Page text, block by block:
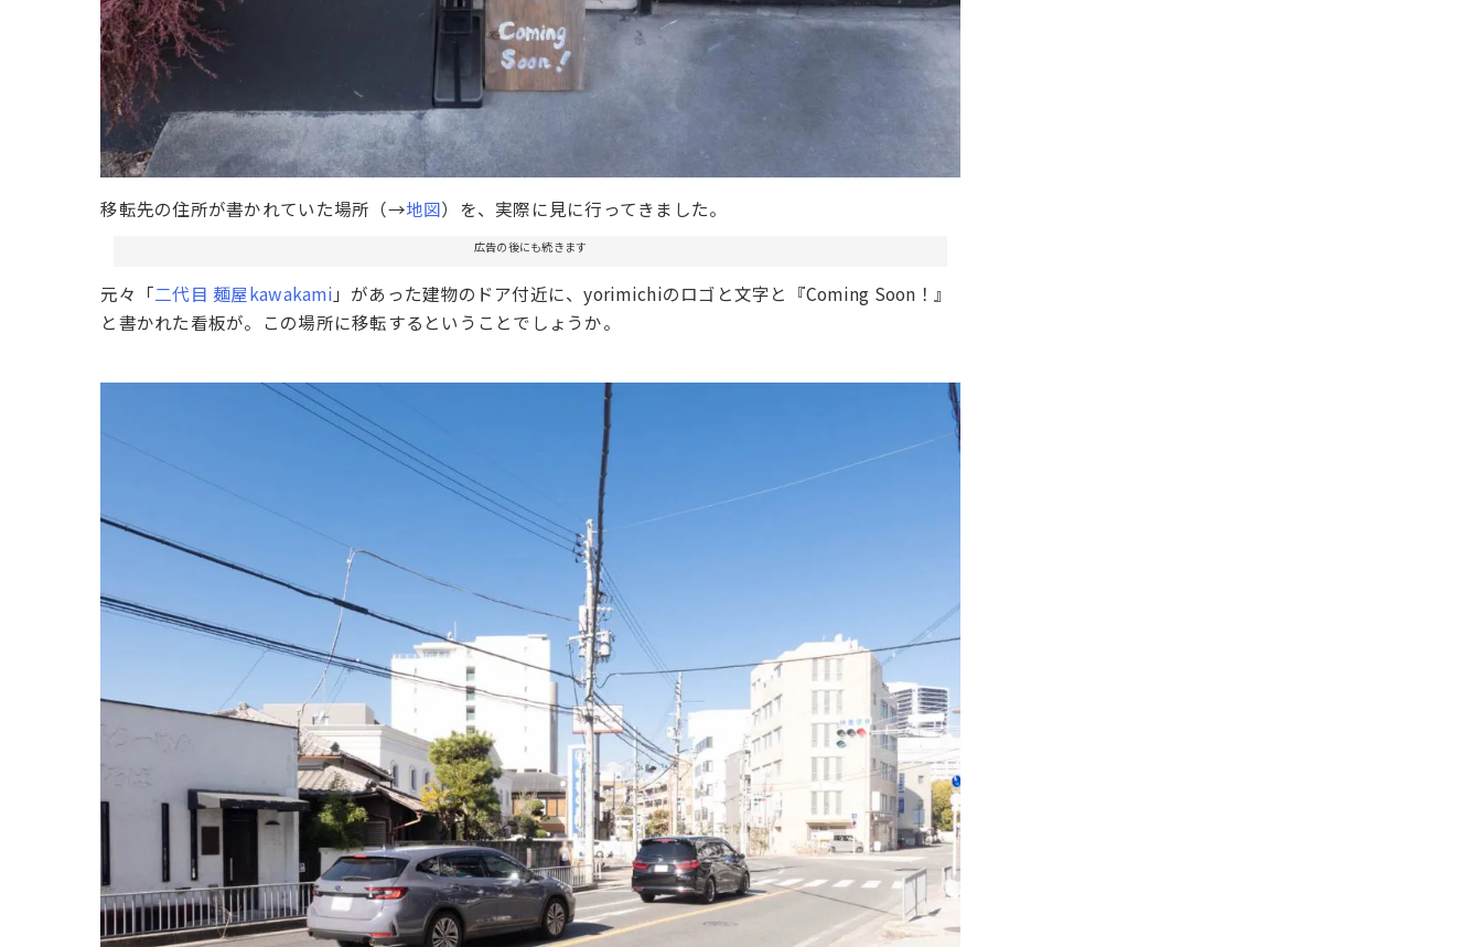
移転先の住所が書かれていた場所（→地図）を、実際に見に行ってきました。
広告の後にも続きます
元々「二代目 麺屋kawakami 」があった建物のドア付近に、yorimichiのロゴと文字と『Coming Soon！』
と書かれた看板が。この場所に移転するということでしょうか。